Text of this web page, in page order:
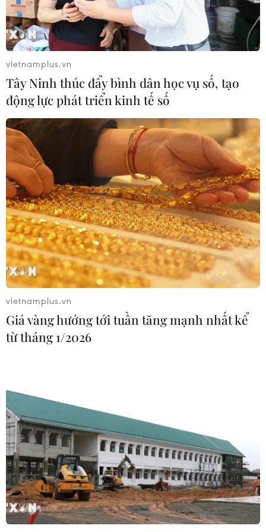
sóng" vì tuyển Việt Nam, chỉ ra lý do
Indonesia thua đau
04/08/2026 02:32
'Hủy diệt' Indonesia 3-0, tuyển Việt
Nam khẳng định vị thế nhà vô địch
ASEAN Cup
03/08/2026 15:39
ASEAN Cup 2026: Tuyển Việt Nam
bước vào thử thách lớn nhất
03/08/2026 13:04
Xem trực tiếp Indonesia-Việt Nam tại
ASEAN Cup 2026 trên kênh nào?
03/08/2026 09:21
Đội tuyển Việt Nam đặt mục
tiêu 3 điểm, cảnh báo Indonesia
ASEAN Cup 2026: Indonesia tổn thất
lực lượng trước trận quyết đấu tuyển
Việt Nam
03/08/2026 07:21
Làn sóng phản đối lan khắp châu Âu,
FIFA đối diện yêu cầu cải tổ
vietnamplus.vn
Tây Ninh thúc đẩy bình dân học vụ số, tạo
động lực phát triển kinh tế số
vietnamplus.vn
Giá vàng hướng tới tuần tăng mạnh nhất kể
từ tháng 1/2026